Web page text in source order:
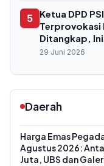
5
Ketua DPD
Terprovokasi
Ditangkap,
29 Juni 2026
Daerah
Harga Emas
Agustus 2026:
Juta, UBS dan